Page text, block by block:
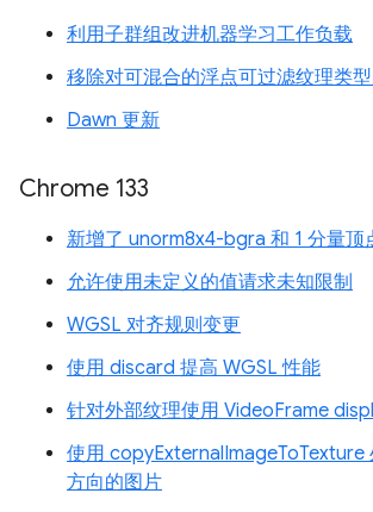
利用子群组改进机器学习工作负载
移除对可混合的浮点可过滤纹理类
Dawn 更新
Chrome 133
新增了 unorm8x4-bgra 和 1 分量顶
允许使用未定义的值请求未知限制
WGSL 对齐规则变更
使用 discard 提高 WGSL 性能
针对外部纹理使用 VideoFrame
使用 copyExternalImageToTexture
方向的图片